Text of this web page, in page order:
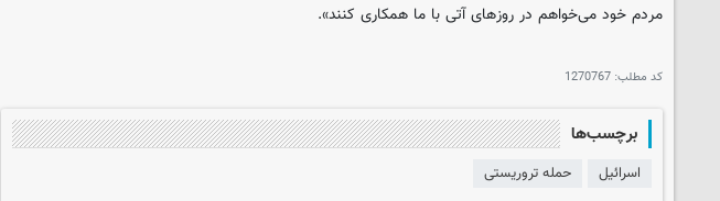
مردم خود می‌خواهم در روزهای آتی با ما همکاری کنند».
کد مطلب: 1270767
برچسب‌ها
اسرائیل حمله تروریستی